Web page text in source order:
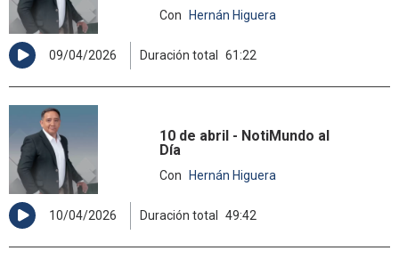
Con Hernán Higuera
09/04/2026 Duración total 61:22
10 de abril - NotiMundo al
Día
Con Hernán Higuera
10/04/2026 Duración total 49:42